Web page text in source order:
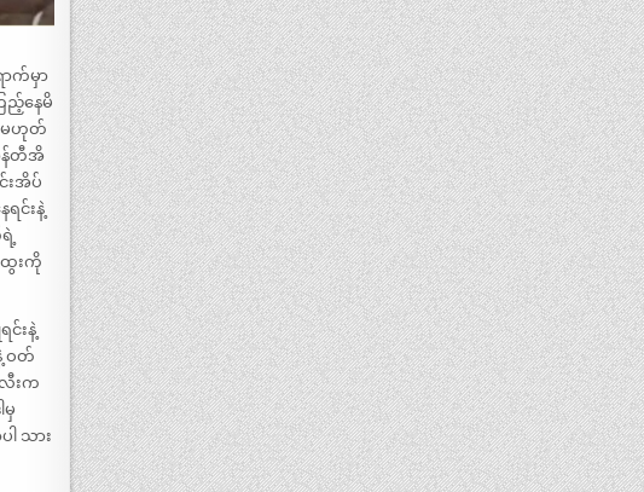
ာက်မှာ
ည့်နေမိ
မဟုတ်
န်တီအိ
းအိပ်
င်းနဲ့
ေးကို
းနဲ့
ဝတ်
လီးက
မှ
သား